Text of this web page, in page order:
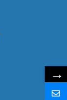
→